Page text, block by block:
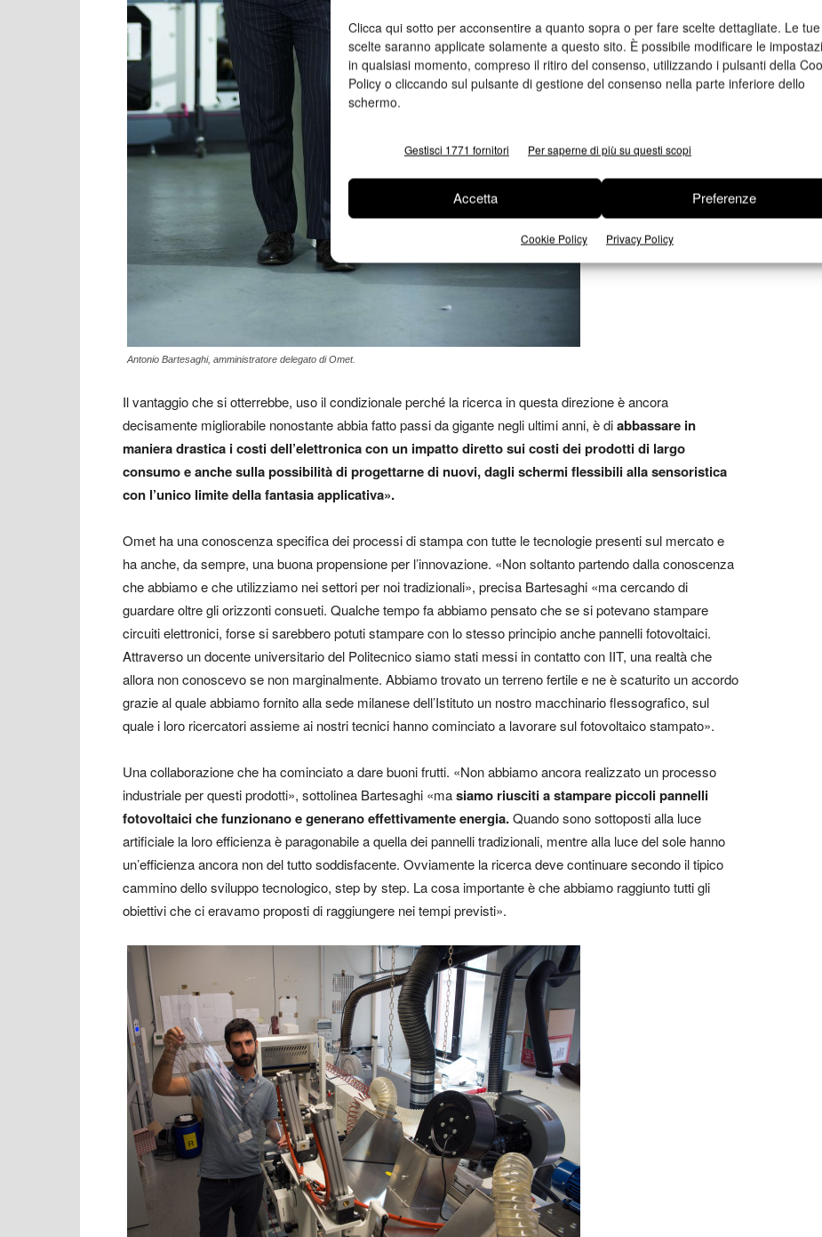
Clicca qui sotto per acconsentire a quanto sopra o per fare scelte dettagliate. Le tue
scelte saranno applicate solamente a questo sito. È possibile modificare le
in qualsiasi momento, compreso il ritiro del consenso, utilizzando i pulsanti della
Policy o cliccando sul pulsante di gestione del consenso nella parte inferiore dello
schermo.
Gestisci 1771 fornitori Per saperne di più su questi scopi
Accetta Preferenze
Cookie Policy Privacy Policy
Antonio Bartesaghi, amministratore delegato di Omet.
Il vantaggio che si otterrebbe, uso il condizionale perché la ricerca in questa direzione è ancora
decisamente migliorabile nonostante abbia fatto passi da gigante negli ultimi anni, è diabbassare in
maniera drastica i costi dell’elettronica con un impatto diretto sui costi dei prodotti di largo
consumo e anche sulla possibilità di progettarne di nuovi, dagli schermi flessibili alla sensoristica
con l’unico limite della fantasia applicativa».
Omet ha una conoscenza specifica dei processi di stampa con tutte le tecnologie presenti sul mercato e
ha anche, da sempre, una buona propensione per l’innovazione. «Non soltanto partendo dalla conoscenza
che abbiamo e che utilizziamo nei settori per noi tradizionali», precisa Bartesaghi «ma cercando di
guardare oltre gli orizzonti consueti. Qualche tempo fa abbiamo pensato che se si potevano stampare
circuiti elettronici, forse si sarebbero potuti stampare con lo stesso principio anche pannelli fotovoltaici.
Attraverso un docente universitario del Politecnico siamo stati messi in contatto con IIT, una realtà che
allora non conoscevo se non marginalmente. Abbiamo trovato un terreno fertile e ne è scaturito un accordo
grazie al quale abbiamo fornito alla sede milanese dell’Istituto un nostro macchinario flessografico, sul
quale i loro ricercatori assieme ai nostri tecnici hanno cominciato a lavorare sul fotovoltaico stampato».
Una collaborazione che ha cominciato a dare buoni frutti. «Non abbiamo ancora realizzato un processo
industriale per questi prodotti», sottolinea Bartesaghi «masiamo riusciti a stampare piccoli pannelli
fotovoltaici che funzionano e generano effettivamente energia.Quando sono sottoposti alla luce
artificiale la loro efficienza è paragonabile a quella dei pannelli tradizionali, mentre alla luce del sole hanno
un’efficienza ancora non del tutto soddisfacente. Ovviamente la ricerca deve continuare secondo il tipico
cammino dello sviluppo tecnologico, step by step. La cosa importante è che abbiamo raggiunto tutti gli
obiettivi che ci eravamo proposti di raggiungere nei tempi previsti».